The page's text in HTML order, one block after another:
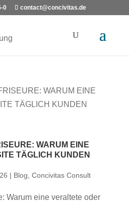
0 contact@concivitas.de
WARUM EINE
TÄGLICH KUNDEN
| Blog Concivitas Consult
Warum eine veraltete oder